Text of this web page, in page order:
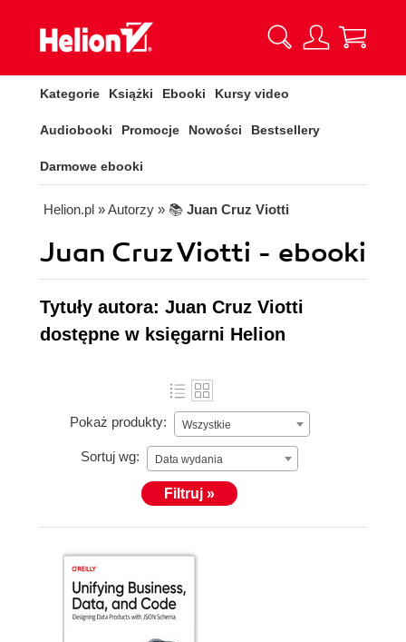
Kategorie Książki Ebooki Kursy video
Audiobooki Promocje Nowości Bestsellery
Darmowe ebooki
Helion.pl » Autorzy » 📚 Juan Cruz Viotti
Juan Cruz Viotti - ebooki
Tytuły autora: Juan Cruz Viotti
dostępne w księgarni Helion
Pokaż produkty: Wszystkie
Sortuj wg: Data wydania
Filtruj »